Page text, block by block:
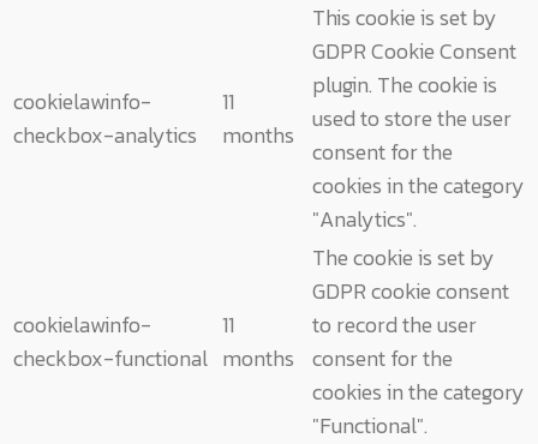
cookielawinfo-
checkbox-analytics
11
months
This cookie is set by
GDPR Cookie Consent
plugin. The cookie is
used to store the user
consent for the
cookies in the category
"Analytics".
cookielawinfo-
checkbox-functional
11
months
The cookie is set by
GDPR cookie consent
to record the user
consent for the
cookies in the category
"Functional".